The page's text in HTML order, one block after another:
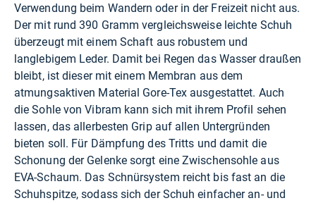
Verwendung beim Wandern oder in der Freizeit nicht aus.
Der mit rund 390 Gramm vergleichsweise leichte Schuh
überzeugt mit einem Schaft aus robustem und
langlebigem Leder. Damit bei Regen das Wasser draußen
bleibt, ist dieser mit einem Membran aus dem
atmungsaktiven Material Gore-Tex ausgestattet. Auch
die Sohle von Vibram kann sich mit ihrem Profil sehen
lassen, das allerbesten Grip auf allen Untergründen
bieten soll. Für Dämpfung des Tritts und damit die
Schonung der Gelenke sorgt eine Zwischensohle aus
EVA-Schaum. Das Schnürsystem reicht bis fast an die
Schuhspitze, sodass sich der Schuh einfacher an- und